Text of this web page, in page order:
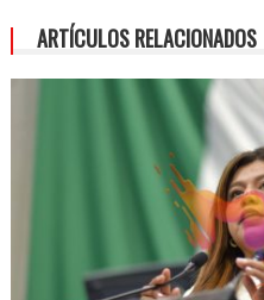
ARTÍCULOS RELACIONADOS